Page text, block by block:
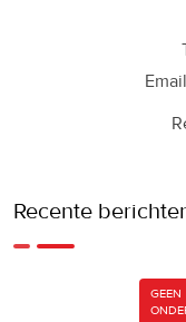
Recente
GEEN